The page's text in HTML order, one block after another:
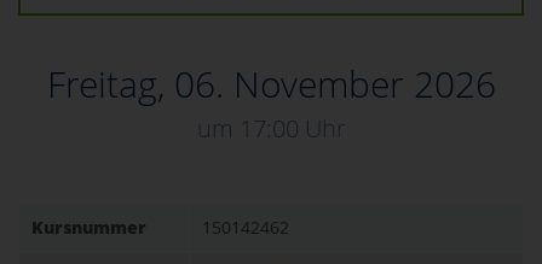
Freitag, 06. November 2026
um 17:00 Uhr
Kursnummer 150142462